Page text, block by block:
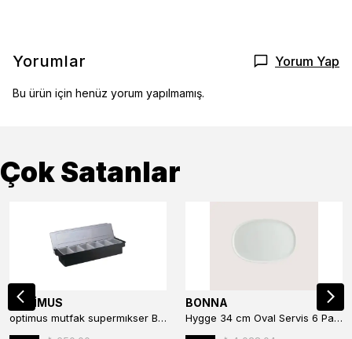
Yorumlar Yorum Yap
Bu ürün için henüz yorum yapılmamış.
Çok Satanlar
OPTİMUS
optimus mutfak supermıkser Bar Konteyner 6'lı 50×16×9 cm Kapaklı Polikarbon Organizer Bar & Kafe
BONNA
Hygge 34 cm Oval Servis 6 Parça